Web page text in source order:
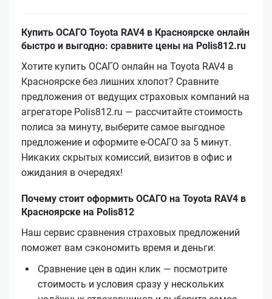
Купить ОСАГО Toyota RAV4 в Красноярске онлайн
быстро и выгодно: сравните цены на Polis812.ru
Хотите купить ОСАГО онлайн на Toyota RAV4 в
Красноярске без лишних хлопот? Сравните
предложения от ведущих страховых компаний на
агрегаторе Polis812.ru — рассчитайте стоимость
полиса за минуту, выберите самое выгодное
предложение и оформите е‑ОСАГО за 5 минут.
Никаких скрытых комиссий, визитов в офис и
ожидания в очередях!
Почему стоит оформить ОСАГО на Toyota RAV4 в
Красноярске на Polis812
Наш сервис сравнения страховых предложений
поможет вам сэкономить время и деньги:
Сравнение цен в один клик — посмотрите
стоимость и условия сразу у нескольких